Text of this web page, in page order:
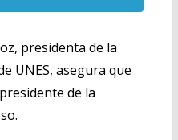
presidenta de la
UNES, asegura que
de la